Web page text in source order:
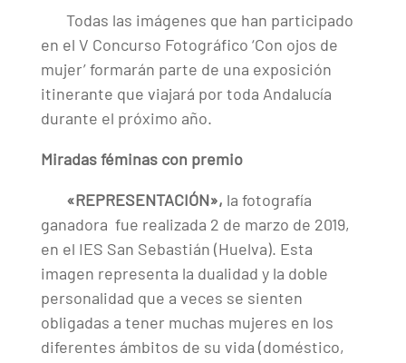
Todas las imágenes que han participado
en el V Concurso Fotográfico ‘Con ojos de
mujer’ formarán parte de una exposición
itinerante que viajará por toda Andalucía
durante el próximo año.
Miradas féminas con premio
«REPRESENTACIÓN», la fotografía
ganadora fue realizada 2 de marzo de 2019,
en el IES San Sebastián (Huelva). Esta
imagen representa la dualidad y la doble
personalidad que a veces se sienten
obligadas a tener muchas mujeres en los
diferentes ámbitos de su vida (doméstico,